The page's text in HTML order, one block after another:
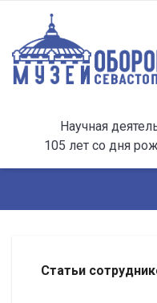
Научная
105 лет со дня
Статьи